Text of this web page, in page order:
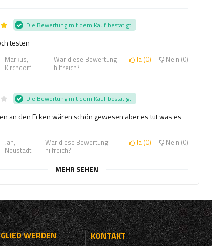
Die Bewertung mit dem Kauf bestätigt
testen
Markus,
Kirchdorf
War diese Bewertung
hilfreich?
Ja 0 Nein 0
Die Bewertung mit dem Kauf bestätigt
an den Ecken wären schön gewesen aber es tut was es
Jan,
Neustadt
War diese Bewertung
hilfreich?
Ja 0 Nein 0
MEHR SEHEN
WERDEN
KONTAKT